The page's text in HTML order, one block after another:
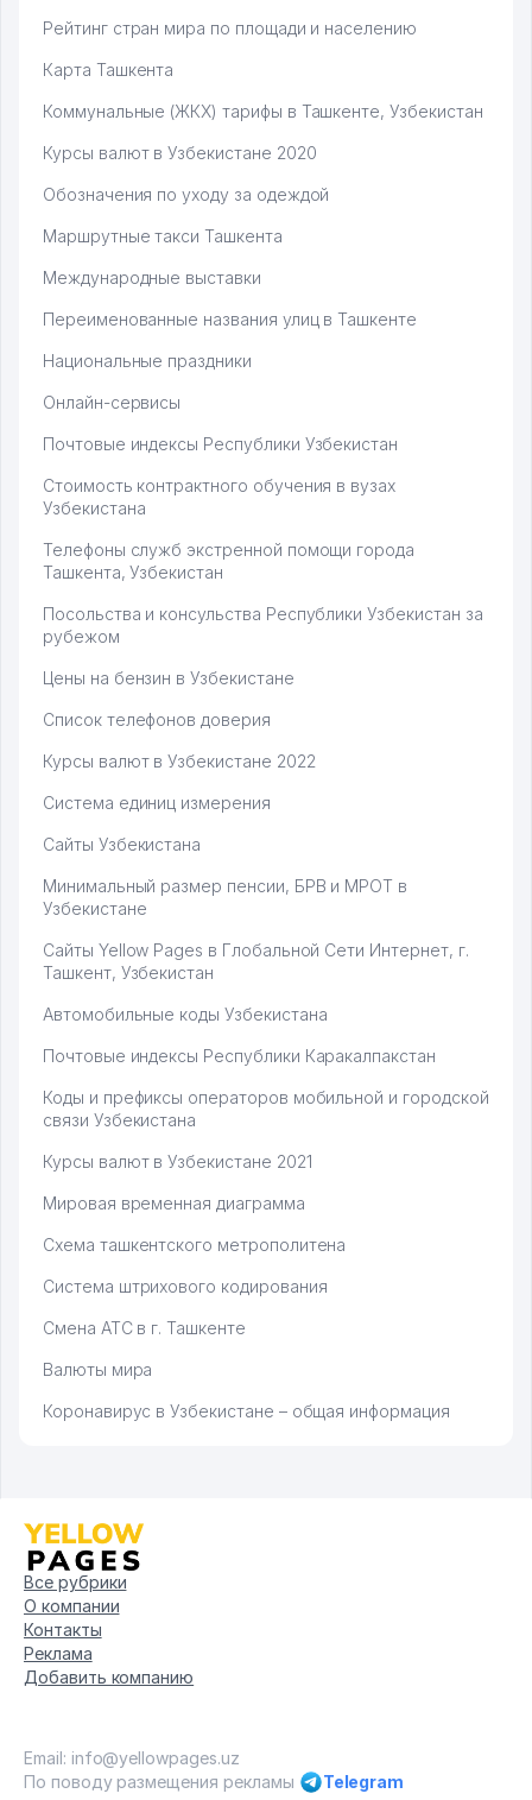
Рейтинг стран мира по площади и населению
Карта Ташкента
Коммунальные (ЖКХ) тарифы в Ташкенте, Узбекистан
Курсы валют в Узбекистане 2020
Обозначения по уходу за одеждой
Маршрутные такси Ташкента
Международные выставки
Переименованные названия улиц в Ташкенте
Национальные праздники
Онлайн-сервисы
Почтовые индексы Республики Узбекистан
Стоимость контрактного обучения в вузах
Узбекистана
Телефоны служб экстренной помощи города
Ташкента, Узбекистан
Посольства и консульства Республики Узбекистан за
рубежом
Цены на бензин в Узбекистане
Список телефонов доверия
Курсы валют в Узбекистане 2022
Система единиц измерения
Сайты Узбекистана
Минимальный размер пенсии, БРВ и МРОТ в
Узбекистане
Сайты Yellow Pages в Глобальной Сети Интернет, г.
Ташкент, Узбекистан
Автомобильные коды Узбекистана
Почтовые индексы Республики Каракалпакстан
Коды и префиксы операторов мобильной и городской
связи Узбекистана
Курсы валют в Узбекистане 2021
Мировая временная диаграмма
Схема ташкентского метрополитена
Система штрихового кодирования
Смена АТС в г. Ташкенте
Валюты мира
Коронавирус в Узбекистане – общая информация
Все рубрики
О компании
Контакты
Реклама
Добавить компанию
Email: info@yellowpages.uz
По поводу размещения рекламы
Telegram